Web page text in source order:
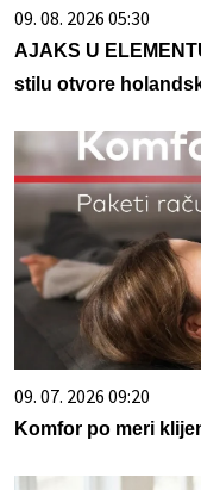
09. 08. 2026 05:30
AJAKS U
stilu otvore
09. 07. 2026 09:20
Komfor po meri